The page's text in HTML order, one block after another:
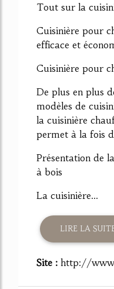
Tout sur la
Cuisinière pour
efficace et
Cuisinière pour
De plus en plus
modèles de
la cuisinière
permet à la fois
Présentation de
à bois
La cuisinière...
LIRE LA
Site : http://